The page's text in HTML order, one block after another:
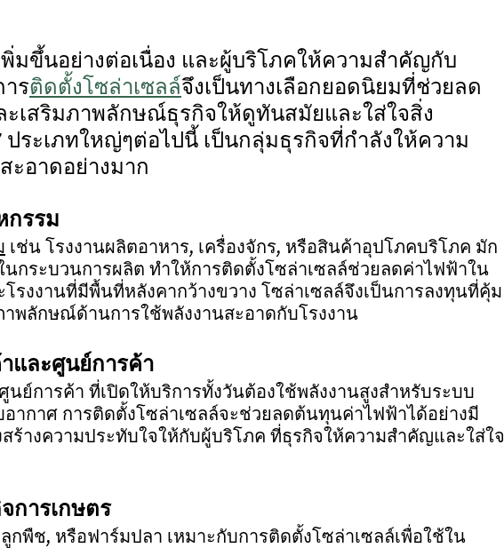
มขึ้นอย่างต่อเนื่อง และผู้บริโภคให้ความสำคัญกับ
รติดตั้งโซล่าเซลล์จึงเป็นทางเลือกยอดนิยมที่ช่วยลด
เสริมภาพลักษณ์ธุรกิจให้ดูทันสมัยและใส่ใจสิ่ง
ประเภทใหญ่ๆต่อไปนี้ เป็นกลุ่มธุรกิจที่กำลังให้ความ
ะอาดอย่างมาก
กรรม
เช่น โรงงานผลิตอาหาร, เครื่องจักร, หรือสินค้าอุปโภคบริโภค มัก
นกระบวนการผลิต ทำให้การติดตั้งโซล่าเซลล์ช่วยลดค่าไฟฟ้าใน
โรงงานที่มีพื้นที่หลังคากว้างขวาง โซล่าเซลล์จึงเป็นการลงทุนที่คุ้ม
าพลักษณ์ด้านการใช้พลังงานสะอาดกับโรงงาน
และศูนย์การค้า
นย์การค้า ที่เปิดให้บริการทั้งวันต้องใช้พลังงานสูงสำหรับระบบ
อากาศ การติดตั้งโซล่าเซลล์จะช่วยลดต้นทุนค่าไฟฟ้าได้อย่างมี
ร้างความประทับใจให้กับผู้บริโภค ที่ธุรกิจให้ความสำคัญและใส่ใจ
การเกษตร
กพืช, หรือฟาร์มปลา เหมาะกับการติดตั้งโซล่าเซลล์เพื่อใช้ใน